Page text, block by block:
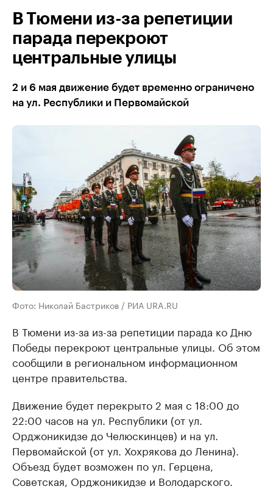
В Тюмени из-за репетиции
парада перекроют
центральные улицы
2 и 6 мая движение будет временно ограничено
на ул. Республики и Первомайской
Фото: Николай Бастриков / РИА URA.RU
В Тюмени из-за из-за репетиции парада ко Дню
Победы перекроют центральные улицы. Об этом
сообщили в региональном информационном
центре правительства.
Движение будет перекрыто 2 мая с 18:00 до
22:00 часов на ул. Республики (от ул.
Орджоникидзе до Челюскинцев) и на ул.
Первомайской (от ул. Хохрякова до Ленина).
Объезд будет возможен по ул. Герцена,
Советская, Орджоникидзе и Володарского.